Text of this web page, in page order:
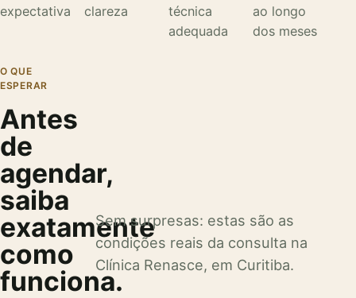
expectativa clareza
técnica
adequada
ao longo
dos meses
O QUE
ESPERAR
Antes
de
agendar,
saiba
exatamente
como
funciona.
Sem surpresas: estas são as
condições reais da consulta na
Clínica Renasce, em Curitiba.